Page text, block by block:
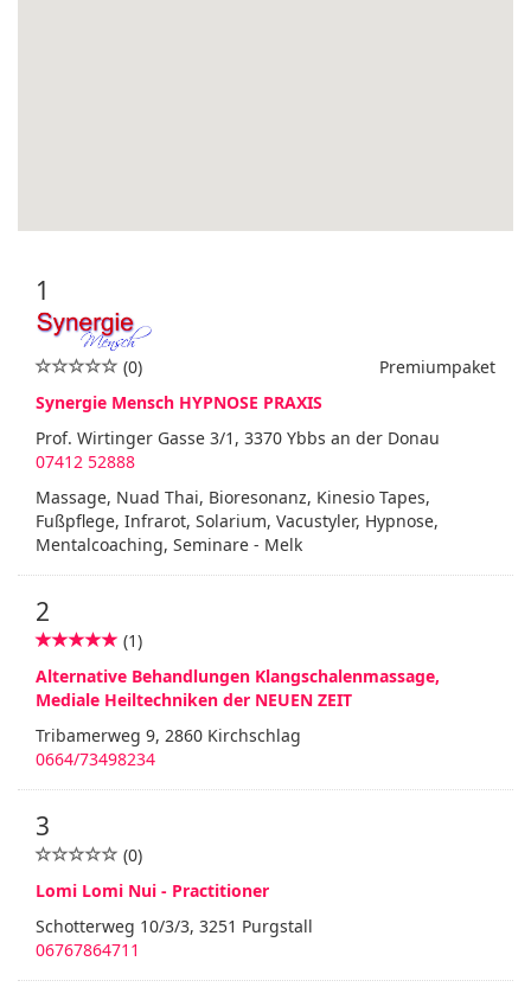
1
Premiumpaket
(0)
Synergie Mensch HYPNOSE PRAXIS
Prof. Wirtinger Gasse 3/1, 3370 Ybbs an der Donau
07412 52888
Massage, Nuad Thai, Bioresonanz, Kinesio Tapes,
Fußpflege, Infrarot, Solarium, Vacustyler, Hypnose,
Mentalcoaching, Seminare - Melk
2
(1)
Alternative Behandlungen Klangschalenmassage,
Mediale Heiltechniken der NEUEN ZEIT
Tribamerweg 9, 2860 Kirchschlag
0664/73498234
3
(0)
Lomi Lomi Nui - Practitioner
Schotterweg 10/3/3, 3251 Purgstall
06767864711